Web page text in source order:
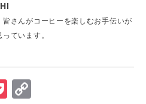
皆さんがコーヒーを楽しむお手伝いが
ています。
Pocket